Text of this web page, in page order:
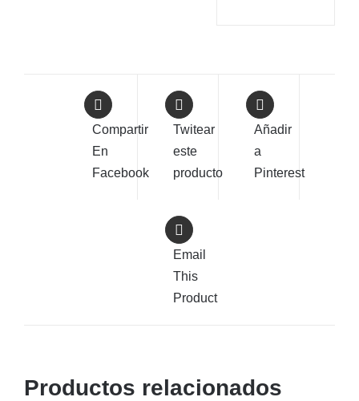
Compartir
En
Facebook
Twitear
este
producto
Añadir
a
Pinterest
Email
This
Product
Productos relacionados